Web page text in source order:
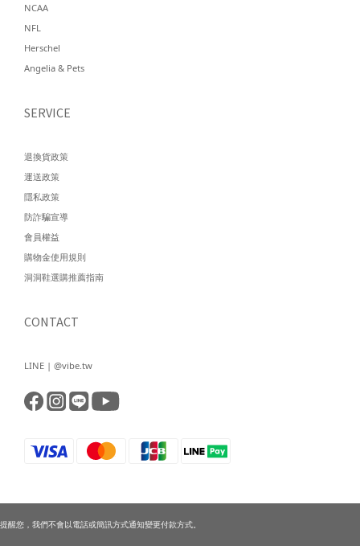
NCAA
NFL
Herschel
Angelia & Pets
SERVICE
退換貨政策
運送政策
隱私政策
防詐騙宣導
會員權益
購物金使用規則
洞洞鞋選購推薦指南
CONTACT
LINE | @vibe.tw
提醒您，我們不會以電話或簡訊方式通知變更付款方式。